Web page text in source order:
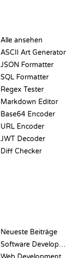
Alle ansehen
ASCII Art Generator
JSON Formatter
SQL Formatter
Regex Tester
Markdown Editor
Base64 Encoder
URL Encoder
JWT Decoder
Diff Checker
Neueste Beiträge
Software Development